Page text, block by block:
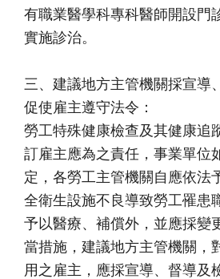
有職業醫學科專科醫師開設門
實施診治。
三、建議地方主管機關採宣導
促使雇主遵守法令：
勞工特殊健康檢查及其健康追
訂雇主應為之責任，事業單位
定，各勞工主管機關自應依法
全衛生設施不良導致勞工罹患
予以醫療、補償外，並應採變
當措施，建議地方主管機關，
用之雇主，應採宣導、督導及